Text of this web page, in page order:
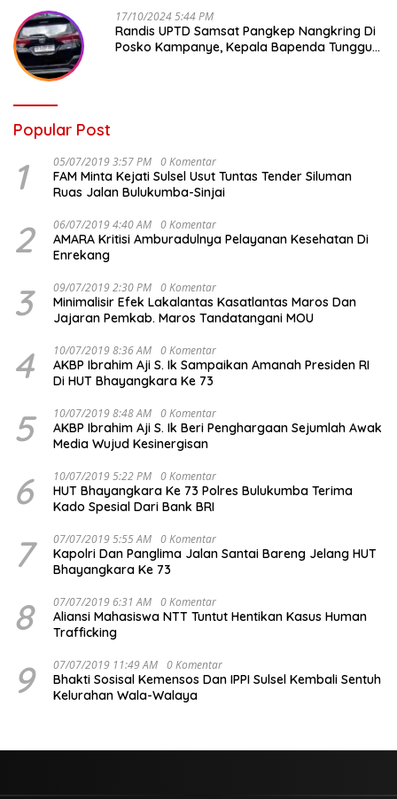
17/10/2024 5:44 PM
Randis UPTD Samsat Pangkep Nangkring Di
Posko Kampanye, Kepala Bapenda Tunggu
Popular Post
1 05/07/2019 3:57 PM 0 Komentar
FAM Minta Kejati Sulsel Usut Tuntas Tender Siluman
Ruas Jalan Bulukumba-Sinjai
2 06/07/2019 4:40 AM 0 Komentar
AMARA Kritisi Amburadulnya Pelayanan Kesehatan Di
Enrekang
3 09/07/2019 2:30 PM 0 Komentar
Minimalisir Efek Lakalantas Kasatlantas Maros Dan
Jajaran Pemkab. Maros Tandatangani MOU
4 10/07/2019 8:36 AM 0 Komentar
AKBP Ibrahim Aji S. Ik Sampaikan Amanah Presiden RI
Di HUT Bhayangkara Ke 73
5 10/07/2019 8:48 AM 0 Komentar
AKBP Ibrahim Aji S. Ik Beri Penghargaan Sejumlah Awak
Media Wujud Kesinergisan
6 10/07/2019 5:22 PM 0 Komentar
HUT Bhayangkara Ke 73 Polres Bulukumba Terima
Kado Spesial Dari Bank BRI
7 07/07/2019 5:55 AM 0 Komentar
Kapolri Dan Panglima Jalan Santai Bareng Jelang HUT
Bhayangkara Ke 73
8 07/07/2019 6:31 AM 0 Komentar
Aliansi Mahasiswa NTT Tuntut Hentikan Kasus Human
Trafficking
9 07/07/2019 11:49 AM 0 Komentar
Bhakti Sosisal Kemensos Dan IPPI Sulsel Kembali Sentuh
Kelurahan Wala-Walaya